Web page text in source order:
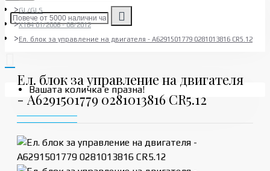
Вашата количка е празна!
GL/GLS
X164 01/2006 - 06/2012
Ел. блок за управление на двигателя - A6291501779 0281013816 CR5.12
Ел. блок за управление на двигателя
- A6291501779 0281013816 CR5.12